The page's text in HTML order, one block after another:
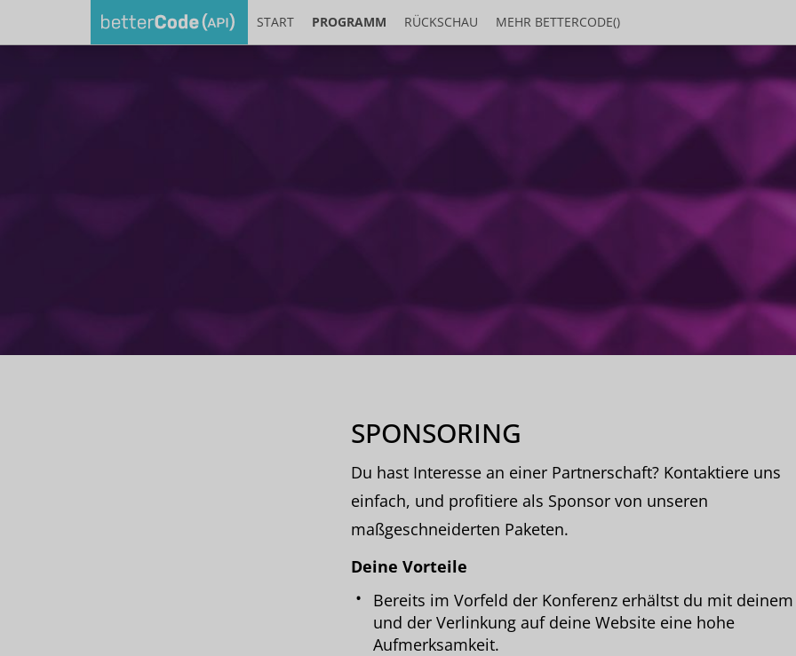
START PROGRAMM RÜCKSCHAU MEHR BETTERCODE()
SPONSORING
Du hast Interesse an einer Partnerschaft? Kontaktiere uns
einfach, und profitiere als Sponsor von unseren
maßgeschneiderten Paketen.
Deine Vorteile
Bereits im Vorfeld der Konferenz erhältst du mit deinem
und der Verlinkung auf deine Website eine hohe
Aufmerksamkeit.